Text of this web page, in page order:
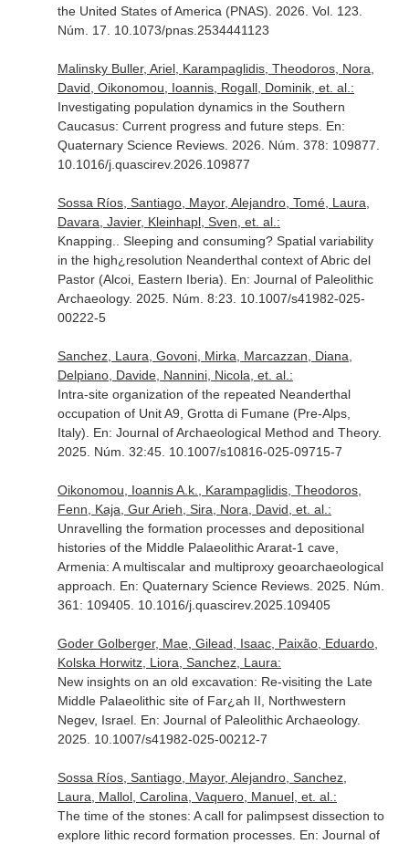
the United States of America (PNAS) . 2026. Vol. 123.
Núm. 17. 10.1073/pnas.2534441123
Malinsky Buller, Ariel, Karampaglidis, Theodoros, Nora,
David, Oikonomou, Ioannis, Rogall, Dominik, et. al.:
Investigating population dynamics in the Southern
Caucasus: Current progress and future steps. En:
Quaternary Science Reviews. 2026. Núm. 378: 109877.
10.1016/j.quascirev.2026.109877
Sossa Ríos, Santiago, Mayor, Alejandro, Tomé, Laura,
Davara, Javier, Kleinhapl, Sven, et. al.:
Knapping.. Sleeping and consuming? Spatial variability
in the high¿resolution Neanderthal context of Abric del
Pastor (Alcoi, Eastern Iberia). En: Journal of Paleolithic
Archaeology. 2025. Núm. 8:23. 10.1007/s41982-025-
00222-5
Sanchez, Laura, Govoni, Mirka, Marcazzan, Diana,
Delpiano, Davide, Nannini, Nicola, et. al.:
Intra-site organization of the repeated Neanderthal
occupation of Unit A9, Grotta di Fumane (Pre-Alps,
Italy). En: Journal of Archaeological Method and Theory.
2025. Núm. 32:45. 10.1007/s10816-025-09715-7
Oikonomou, Ioannis A.k., Karampaglidis, Theodoros,
Fenn, Kaja, Gur Arieh, Sira, Nora, David, et. al.:
Unravelling the formation processes and depositional
histories of the Middle Palaeolithic Ararat-1 cave,
Armenia: A multiscalar and multiproxy geoarchaeological
approach. En: Quaternary Science Reviews. 2025. Núm.
361: 109405. 10.1016/j.quascirev.2025.109405
Goder Golberger, Mae, Gilead, Isaac, Paixão, Eduardo,
Kolska Horwitz, Liora, Sanchez, Laura:
New insights on an old excavation: Re-visiting the Late
Middle Palaeolithic site of Far¿ah II, Northwestern
Negev, Israel. En: Journal of Paleolithic Archaeology.
2025. 10.1007/s41982-025-00212-7
Sossa Ríos, Santiago, Mayor, Alejandro, Sanchez,
Laura, Mallol, Carolina, Vaquero, Manuel, et. al.:
The time of the stones: A call for palimpsest dissection to
explore lithic record formation processes. En: Journal of